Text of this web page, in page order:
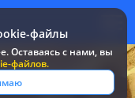
файлы
Оставаясь c нами, вы
файлов.
в Табе на 5 дней